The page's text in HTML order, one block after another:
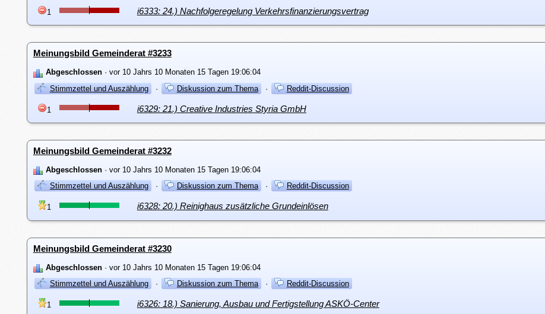
1 i6333: 24.) Nachfolgeregelung Verkehrsfinanzierungsvertrag
Meinungsbild Gemeinderat #3233
Abgeschlossen· vor 10 Jahrs 10 Monaten 15 Tagen 19:06:04
Stimmzettel und Auszählung
· Diskussion zum Thema · Reddit-Discussion
1 i6329: 21.) Creative Industries Styria GmbH
Meinungsbild Gemeinderat #3232
Abgeschlossen· vor 10 Jahrs 10 Monaten 15 Tagen 19:06:04
Stimmzettel und Auszählung
· Diskussion zum Thema · Reddit-Discussion
1 i6328: 20.) Reinighaus zusätzliche Grundeinlösen
Meinungsbild Gemeinderat #3230
Abgeschlossen· vor 10 Jahrs 10 Monaten 15 Tagen 19:06:04
Stimmzettel und Auszählung
· Diskussion zum Thema · Reddit-Discussion
1 i6326: 18.) Sanierung, Ausbau und Fertigstellung ASKÖ-Center